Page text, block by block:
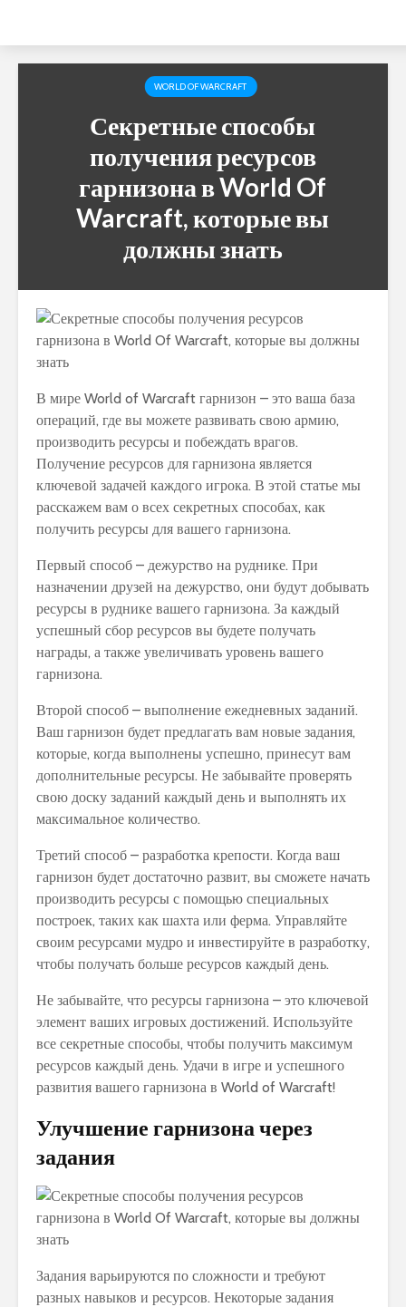
WORLD OF WARCRAFT
Секретные способы
получения ресурсов
гарнизона в World Of
Warcraft, которые вы
должны знать
В мире World of Warcraft гарнизон – это ваша база
операций, где вы можете развивать свою армию,
производить ресурсы и побеждать врагов.
Получение ресурсов для гарнизона является
ключевой задачей каждого игрока. В этой статье мы
расскажем вам о всех секретных способах, как
получить ресурсы для вашего гарнизона.
Первый способ – дежурство на руднике. При
назначении друзей на дежурство, они будут добывать
ресурсы в руднике вашего гарнизона. За каждый
успешный сбор ресурсов вы будете получать
награды, а также увеличивать уровень вашего
гарнизона.
Второй способ – выполнение ежедневных заданий.
Ваш гарнизон будет предлагать вам новые задания,
которые, когда выполнены успешно, принесут вам
дополнительные ресурсы. Не забывайте проверять
свою доску заданий каждый день и выполнять их
максимальное количество.
Третий способ – разработка крепости. Когда ваш
гарнизон будет достаточно развит, вы сможете начать
производить ресурсы с помощью специальных
построек, таких как шахта или ферма. Управляйте
своим ресурсами мудро и инвестируйте в разработку,
чтобы получать больше ресурсов каждый день.
Не забывайте, что ресурсы гарнизона – это ключевой
элемент ваших игровых достижений. Используйте
все секретные способы, чтобы получить максимум
ресурсов каждый день. Удачи в игре и успешного
развития вашего гарнизона в World of Warcraft!
Улучшение гарнизона через
задания
Задания варьируются по сложности и требуют
разных навыков и ресурсов. Некоторые задания